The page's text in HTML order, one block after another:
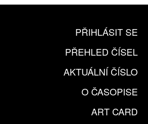
PŘIHLÁSIT SE
PŘEHLED ČÍSEL
AKTUÁLNÍ ČÍSLO
O ČASOPISE
ART CARD